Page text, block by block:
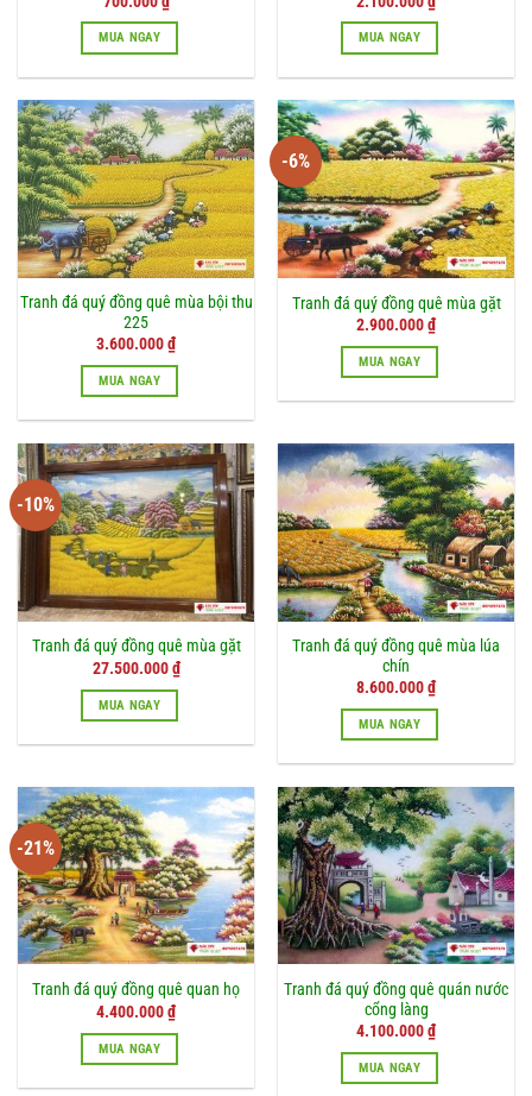
MUA NGAY
là:
2.500.000 ₫.
hiện
tại
2.100.000 ₫.
MUA NGAY
Tranh đá quý đồng quê mùa bội thu
225
3.600.000₫
MUA NGAY
-6%
Tranh đá quý đồng quê mùa gặt
Giá
là:
3.100.000 ₫.
2.900.000₫Giá
hiện
tại
MUA NGAY
-10%
Tranh đá quý đồng quê mùa gặt
Giá
là:
30.600.000 ₫.
27.500.000₫Giá
hiện
MUA NGAY
Tranh đá quý đồng quê mùa lúa
chín
8.600.000₫
MUA NGAY
-21%
Tranh đá quý đồng quê quan họ
Giá
là:
5.600.000 ₫.
4.400.000₫Giá
hiện
tại
MUA NGAY
Tranh đá quý đồng quê quán nước
cổng làng
4.100.000₫
MUA NGAY